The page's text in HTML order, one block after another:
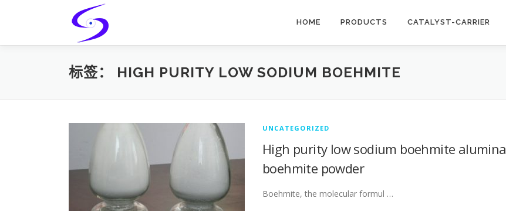
HOME PRODUCTS CATALYST-CARRIER
标签： HIGH PURITY LOW SODIUM BOEHMITE
UNCATEGORIZED
High purity low sodium boehmite alumina
boehmite powder
Boehmite, the molecular formul …